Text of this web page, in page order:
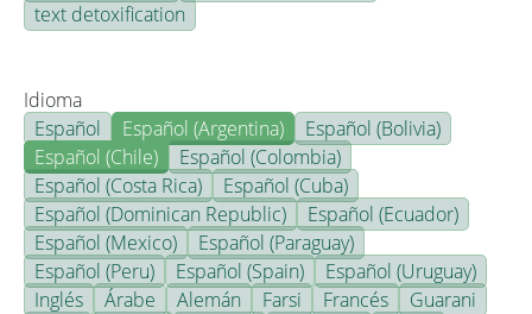
text detoxification
Idioma
Español
Español (Argentina)
Español (Bolivia)
Español (Chile)
Español (Colombia)
Español (Costa Rica)
Español (Cuba)
Español (Dominican Republic)
Español (Ecuador)
Español (Mexico)
Español (Paraguay)
Español (Peru)
Español (Spain)
Español (Uruguay)
Inglés
Árabe Alemán Farsi Francés
Guarani